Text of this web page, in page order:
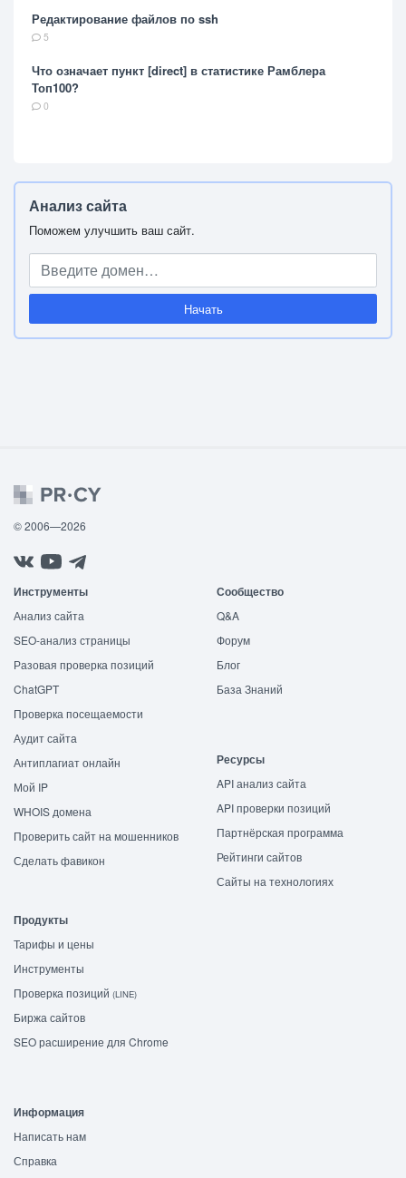
Редактирование файлов по ssh
5
Что означает пункт [direct] в статистике Рамблера
Топ100?
0
Анализ сайта
Поможем улучшить ваш сайт.
Начать
© 2006—2026
Инструменты
Анализ сайта
SEO-анализ страницы
Разовая проверка позиций
ChatGPT
Проверка посещаемости
Аудит сайта
Антиплагиат онлайн
Мой IP
WHOIS домена
Проверить сайт на мошенников
Сделать фавикон
Сообщество
Q&A
Форум
Блог
База Знаний
Ресурсы
API анализ сайта
API проверки позиций
Партнёрская программа
Рейтинги сайтов
Сайты на технологиях
Продукты
Тарифы и цены
Инструменты
Проверка позиций (LINE)
Биржа сайтов
SEO расширение для Chrome
Информация
Написать нам
Справка